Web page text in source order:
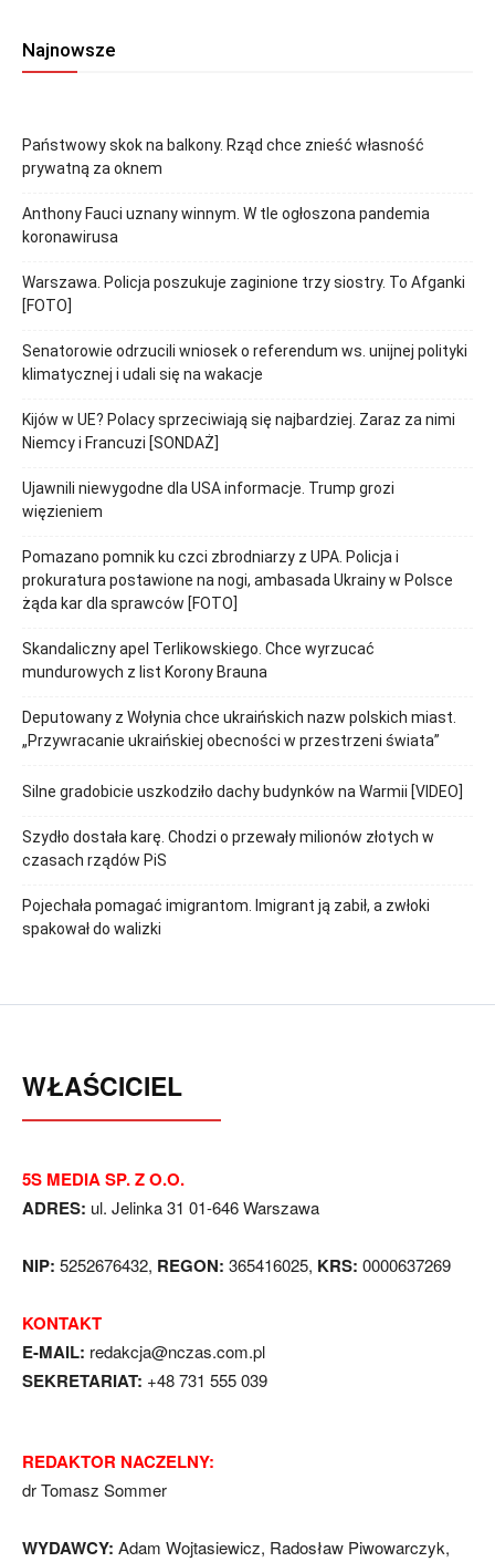
Najnowsze
Państwowy skok na balkony. Rząd chce znieść własność
prywatną za oknem
Anthony Fauci uznany winnym. W tle ogłoszona pandemia
koronawirusa
Warszawa. Policja poszukuje zaginione trzy siostry. To Afganki
[FOTO]
Senatorowie odrzucili wniosek o referendum ws. unijnej polityki
klimatycznej i udali się na wakacje
Kijów w UE? Polacy sprzeciwiają się najbardziej. Zaraz za nimi
Niemcy i Francuzi [SONDAŻ]
Ujawnili niewygodne dla USA informacje. Trump grozi
więzieniem
Pomazano pomnik ku czci zbrodniarzy z UPA. Policja i
prokuratura postawione na nogi, ambasada Ukrainy w Polsce
żąda kar dla sprawców [FOTO]
Skandaliczny apel Terlikowskiego. Chce wyrzucać
mundurowych z list Korony Brauna
Deputowany z Wołynia chce ukraińskich nazw polskich miast.
„Przywracanie ukraińskiej obecności w przestrzeni świata”
Silne gradobicie uszkodziło dachy budynków na Warmii [VIDEO]
Szydło dostała karę. Chodzi o przewały milionów złotych w
czasach rządów PiS
Pojechała pomagać imigrantom. Imigrant ją zabił, a zwłoki
spakował do walizki
WŁAŚCICIEL
5S MEDIA SP. Z O.O.
ADRES: ul. Jelinka 31 01-646 Warszawa
NIP: 5252676432, REGON: 365416025, KRS: 0000637269
KONTAKT
E-MAIL: redakcja@nczas.com.pl
SEKRETARIAT: +48 731 555 039
REDAKTOR NACZELNY:
dr Tomasz Sommer
WYDAWCY: Adam Wojtasiewicz, Radosław Piwowarczyk,